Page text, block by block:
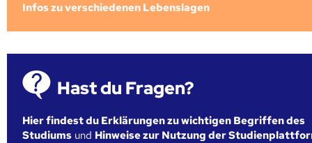
Infos zu verschiedenen Lebenslagen
Hast du Fragen?
Hier findest du Erklärungen zu wichtigen Begriffen des
Studiums und Hinweise zur Nutzung der